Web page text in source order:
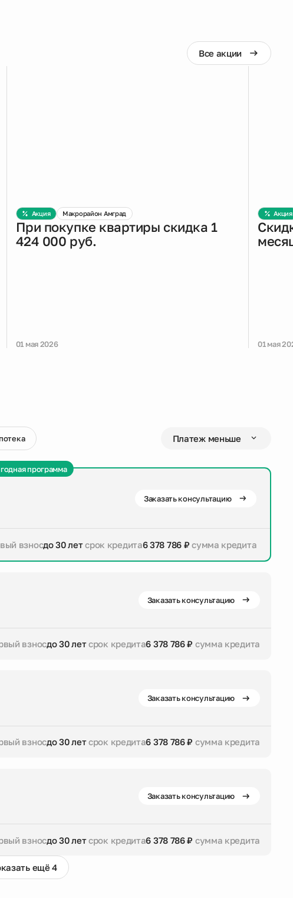
Все акции
Акция Макрорайон Амград
При покупке квартиры скидка 1
424 000 руб.
01 мая 2026
Акция
01 мая
программа
Заказать консультацию
взносдо 30 летсрок кредита6 378 786 ₽сумма кредита
Заказать консультацию
взносдо 30 летсрок кредита6 378 786 ₽ сумма кредита
Заказать консультацию
взносдо 30 летсрок кредита6 378 786 ₽ сумма кредита
Заказать консультацию
взносдо 30 летсрок кредита6 378 786 ₽ сумма кредита
кредита
ещё 4